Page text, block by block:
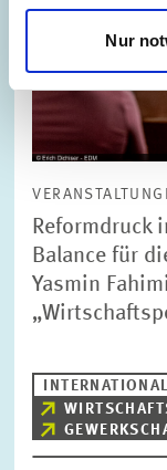
Nur
Reformdruck
Balance für
Yasmin